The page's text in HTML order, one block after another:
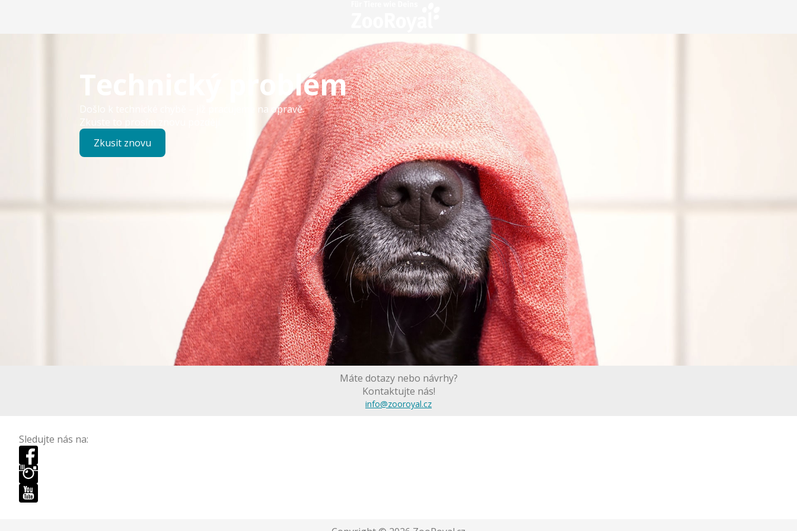
Technický problém
Došlo k technické chybě – již pracujeme na opravě.
Zkuste to prosím znovu později.
Zkusit znovu
Máte dotazy nebo návrhy?
Kontaktujte nás!
info@zooroyal.cz
Sledujte nás na: